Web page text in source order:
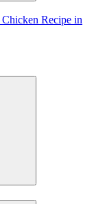
Recipe in